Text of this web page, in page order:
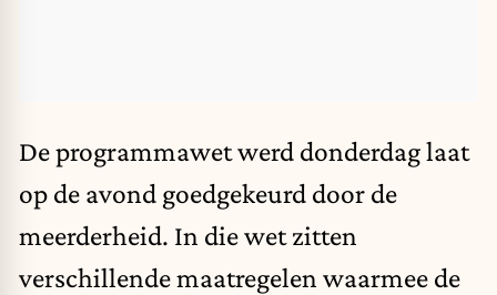
De programmawet werd donderdag laat
op de avond goedgekeurd door de
meerderheid. In die wet zitten
verschillende maatregelen waarmee de